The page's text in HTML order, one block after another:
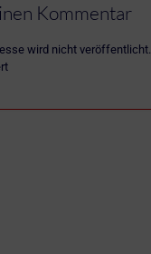
Kommentar
wird nicht veröffentlicht.